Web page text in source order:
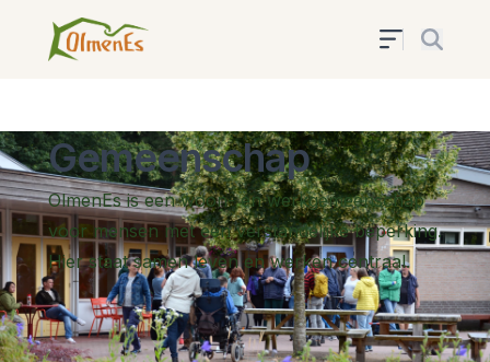
Gemeenschap
OlmenEs is een woon- en werkgemeenschap
voor mensen met een verstandelijke beperking.
Hier staat samen leven en werken centraal.